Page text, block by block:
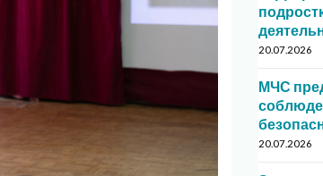
20.07.2026
МЧС
20.07.2026